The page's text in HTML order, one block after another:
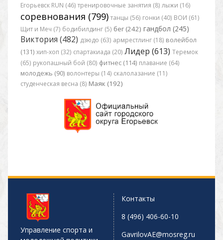
Егорьевск RUN (46) тренировочные занятия (8) лыжи (16)
соревнования (799) танцы (56) гонки (40) ВОИ (61)
Щит и Меч (7) бодибилдинг (5) бег (242) гандбол (245)
Виктория (482) дзюдо (63) армрестлинг (18) волейбол
(131) хип-хоп (32) спартакиада (20) Лидер (613) Теремок
(65) рукопашный бой (80) фитнес (114) плавание (64)
молодежь (90) волонтеры (14) скалолазание (11)
студенческая весна (8) Маяк (192)
Управление спорта и
Контакты
8 (496) 406-60-10
GavrilovAE@mosreg.ru